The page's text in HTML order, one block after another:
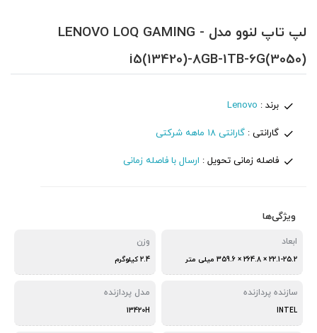
لپ تاپ لنوو مدل LENOVO LOQ GAMING -
i5(13420)-8GB-1TB-6G(3050)
برند : Lenovo
گارانتی :گارانتی 18 ماهه شرکتی
فاصله زمانی تحویل : ارسال با فاصله زمانی
ویژگی‌ها
ابعاد
22.1-25.2 × 264.8 × 359.6 میلی متر
وزن
2.4 کیلوگرم
سازنده پردازنده
INTEL
مدل پردازنده
13420H